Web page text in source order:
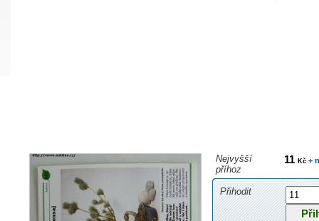
Nejvyšší
příhoz
11 Kč+
Přihodit